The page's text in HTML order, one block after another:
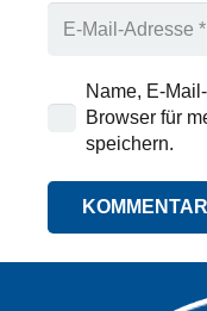
Name, E-
Browser für
speichern.